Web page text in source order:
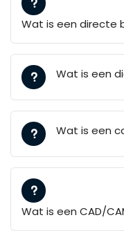
Wat is een directe
Wat is een
Wat is een
Wat is een CAD/